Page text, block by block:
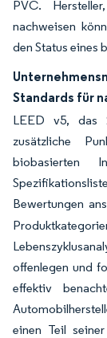
PVC.
nachweisen
den Status eines
Standards für
LEED v5, das
zusätzliche
Bewertungen
offenlegen und
effektiv
einen Teil